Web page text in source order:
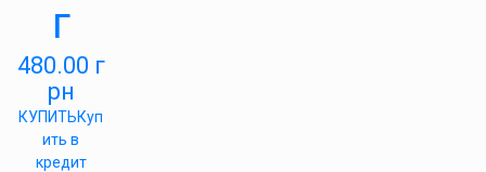
г
480.00 г
рн
КУПИТЬКуп
ить в
кредит